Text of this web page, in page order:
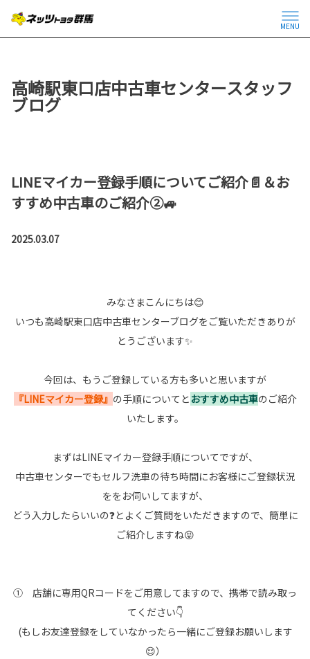
MENU
高崎駅東口店中古車センタースタッフ
ブログ
LINEマイカー登録手順についてご紹介📄＆お
すすめ中古車のご紹介②🚙
2025.03.07
みなさまこんにちは😊
いつも高崎駅東口店中古車センターブログをご覧いただきありが
とうございます✨
今回は、もうご登録している方も多いと思いますが
『LINEマイカー登録』 の手順についてと おすすめ中古車のご紹介
いたします。
まずはLINEマイカー登録手順についてですが、
中古車センターでもセルフ洗車の待ち時間にお客様にご登録状況
ををお伺いしてますが、
どう入力したらいいの❓とよくご質問をいただきますので、簡単に
ご紹介しますね😝
① 店舗に専用QRコードをご用意してますので、携帯で読み取っ
てください👇
(もしお友達登録をしていなかったら一緒にご登録お願いします
😌）